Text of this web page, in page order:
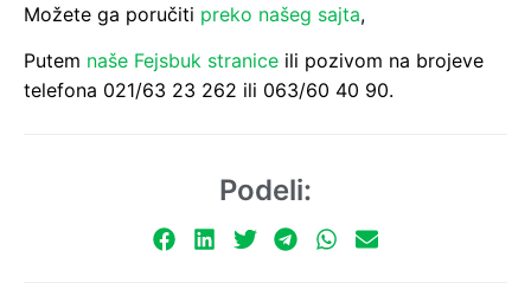
Možete ga poručiti preko našeg sajta,
Putem naše Fejsbuk stranice ili pozivom na brojeve
telefona 021/63 23 262 ili 063/60 40 90.
Podeli: